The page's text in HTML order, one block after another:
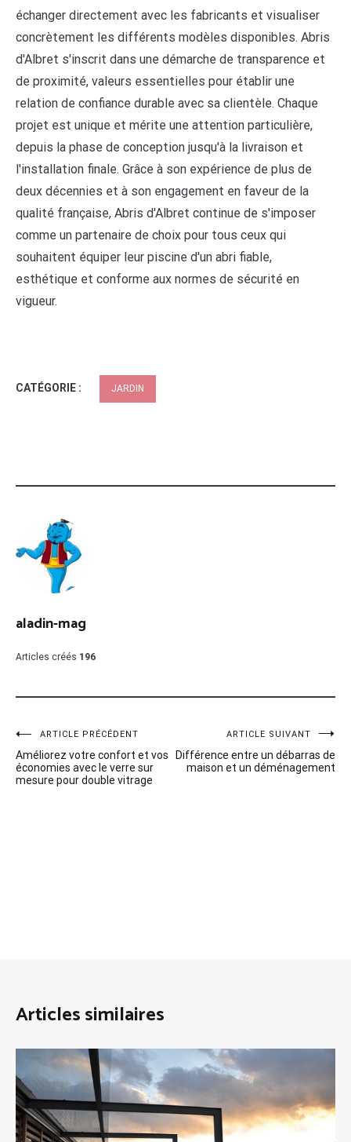
échanger directement avec les fabricants et visualiser
concrètement les différents modèles disponibles. Abris
d'Albret s'inscrit dans une démarche de transparence et
de proximité, valeurs essentielles pour établir une
relation de confiance durable avec sa clientèle. Chaque
projet est unique et mérite une attention particulière,
depuis la phase de conception jusqu'à la livraison et
l'installation finale. Grâce à son expérience de plus de
deux décennies et à son engagement en faveur de la
qualité française, Abris d'Albret continue de s'imposer
comme un partenaire de choix pour tous ceux qui
souhaitent équiper leur piscine d'un abri fiable,
esthétique et conforme aux normes de sécurité en
vigueur.
CATÉGORIE : JARDIN
aladin-mag
Articles créés 196
Navigation
de
ARTICLE PRÉCÉDENT
Améliorez votre confort et vos
économies avec le verre sur
mesure pour double vitrage
ARTICLE SUIVANT
Différence entre un débarras de
maison et un déménagement
Articles similaires